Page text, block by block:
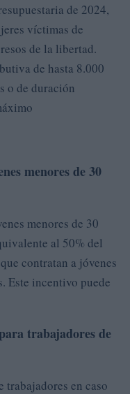
de 2024,
víctimas de
de la libertad.
de hasta 8.000
o de duración
menores de 30
menores de 30
al 50% del
contratan a jóvenes
Este incentivo puede
trabajadores de
en caso